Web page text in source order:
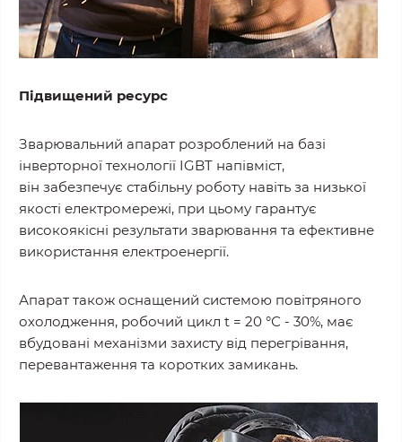
Підвищений ресурс
Зварювальний апарат розроблений на базі
інверторної технології IGBT напівміст,
він забезпечує стабільну роботу навіть за низької
якості електромережі, при цьому гарантує
високоякісні результати зварювання та ефективне
використання електроенергії.
Апарат також оснащений системою повітряного
охолодження, робочий цикл t = 20 °С - 30%, має
вбудовані механізми захисту від перегрівання,
перевантаження та коротких замикань.